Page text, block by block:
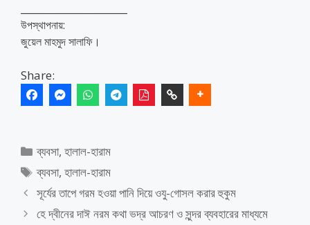
উপস্থাপনায়:
জুয়েল মাহমুদ সালাফি।
Share:
Categories
ব্যবসা,হালাল-হারাম
Tags
ব্যবসা,হালাল-হারাম
সূর্যের তাপে গরম হওয়া পানি দিয়ে ওযু-গোসল করার হুকুম
হে দ্বীনের দাঈ নরম কথা ভদ্র আচরণ ও সুন্দর ব্যবহারের মাধ্যমে